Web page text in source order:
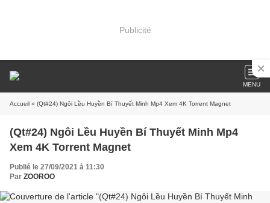
Publicité
MENU
Accueil » (Qt#24) Ngôi Lều Huyền Bí Thuyết Minh Mp4 Xem 4K Torrent Magnet
(Qt#24) Ngôi Lều Huyền Bí Thuyết Minh Mp4
Xem 4K Torrent Magnet
Publié le 27/09/2021 à 11:30
Par ZOOROO